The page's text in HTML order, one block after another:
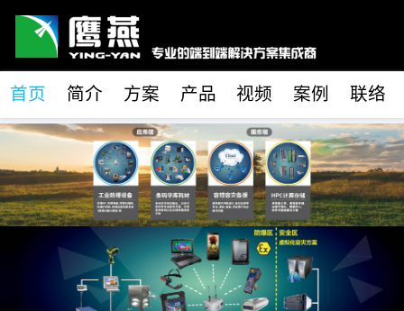
首页 简介 方案 产品 视频 案例 联络